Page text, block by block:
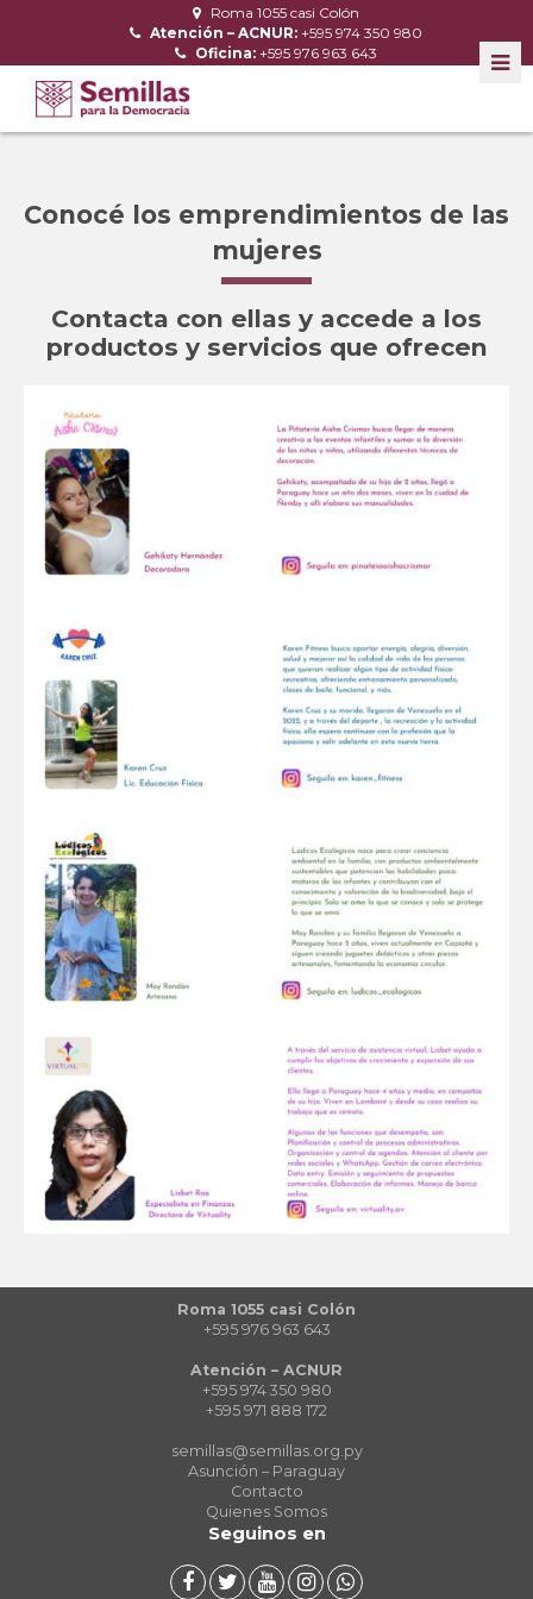
Roma 1055 casi Colón
Atención – ACNUR: +595 974 350 980
Oficina: +595 976 963 643
Conocé los emprendimientos de las
mujeres
Contacta con ellas y accede a los
productos y servicios que ofrecen
Roma 1055 casi Colón
+595 976 963 643
Atención – ACNUR
+595 974 350 980
+595 971 888 172
semillas@semillas.org.py
Asunción – Paraguay
Contacto
Quienes Somos
Seguinos en